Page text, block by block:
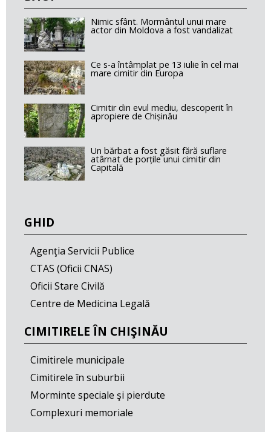
Nimic sfânt. Mormântul unui mare
actor din Moldova a fost vandalizat
Ce s-a întâmplat pe 13 iulie în cel mai
mare cimitir din Europa
Cimitir din evul mediu, descoperit în
apropiere de Chișinău
Un bărbat a fost găsit fără suflare
atârnat de porțile unui cimitir din
Capitală
GHID
Agenţia Servicii Publice
CTAS (Oficii CNAS)
Oficii Stare Civilă
Centre de Medicina Legală
CIMITIRELE ÎN CHIŞINĂU
Cimitirele municipale
Cimitirele în suburbii
Morminte speciale şi pierdute
Complexuri memoriale